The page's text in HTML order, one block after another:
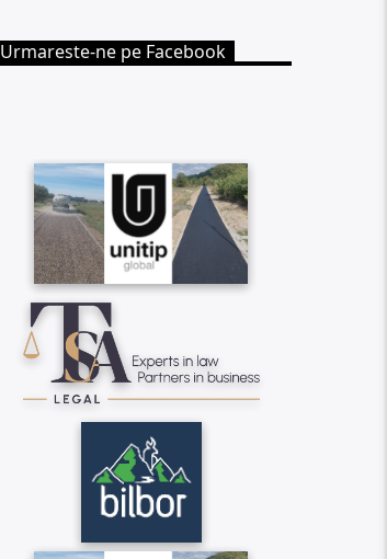
Urmareste-ne pe Facebook